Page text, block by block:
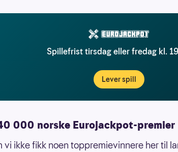
Spillefrist tirsdag eller fredag kl.
Lever spill
000 norske Eurojackpot-premier
vi ikke fikk noen toppremievinnere her til